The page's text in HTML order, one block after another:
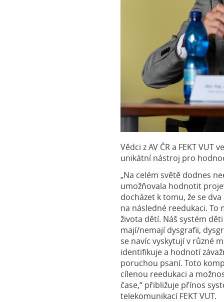
Vědci z AV ČR a FEKT
unikátní nástroj pro
„Na celém světě dodnes
umožňovala hodnotit
docházet k tomu, že se
na následné reedukaci.
života dětí. Náš systém
mají/nemají dysgrafii,
se navíc vyskytují v různé
identifikuje a hodnotí
poruchou psaní. Toto
cílenou reedukaci a
čase,“ přibližuje přínos
telekomunikací FEKT VUT.